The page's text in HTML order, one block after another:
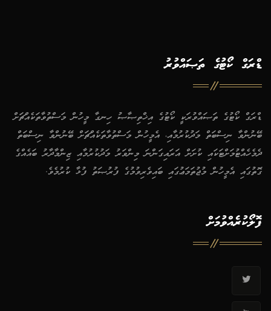
ޑްރަގް ކޯޓުގެ ތަޞައްވުރު
ޑްރަގް ކޯޓުގެ ތަޞައްވުރަކީ ކޯޓުގެ އިޚްތިޞާޞު ހިނގާ މީހުން މަސްތުވާތަކެއްޗަށް
ބޭނުންވާ ނިސްބަތް މަދުކުރުމާއި، އެމީހުން މަސްތުވާތަކެއްޗަށް ބޭނުންވާ ނިސްބަތް
ދެމެހެއްޓުމަށްޓަކައި ކުށަށް އަރައިގަންނަ މިންވަރު މަދުކުރުމާއި ޒިންމާދާރު ބައެއްގެ
ގޮތުގައި އެމީހުން މުޖުތަމަޢުގައި ބައިވެރިވުމުގެ ފުރުޞަތު ފުޅާ ކުރުމެވެ.
ފޮލޯކުރެއްވުމަށް